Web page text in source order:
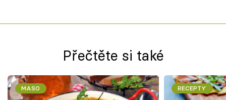
Přečtěte si také
MASO RECEPTY